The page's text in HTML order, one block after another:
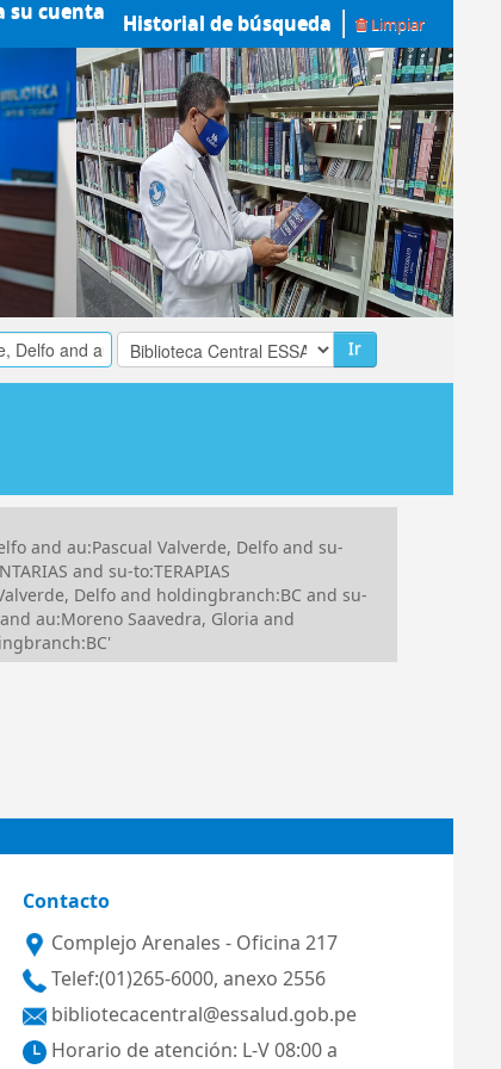
su cuenta Historial de búsqueda Limpiar
Ir
and au:Pascual Valverde, Delfo and su-
and su-to:TERAPIAS
Valverde, Delfo and holdingbranch:BC and su-
and au:Moreno Saavedra, Gloria and
Contacto
Complejo Arenales - Oficina 217
Telef:(01)265-6000, anexo 2556
bibliotecacentral@essalud.gob.pe
Horario de atención: L-V 08:00 a